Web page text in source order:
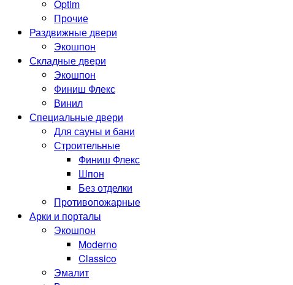
Optim
Прочие
Раздвижные двери
Экошпон
Складные двери
Экошпон
Финиш Флекс
Винил
Специальные двери
Для сауны и бани
Строительные
Финиш Флекс
Шпон
Без отделки
Противопожарные
Арки и порталы
Экошпон
Moderno
Classico
Эмалит